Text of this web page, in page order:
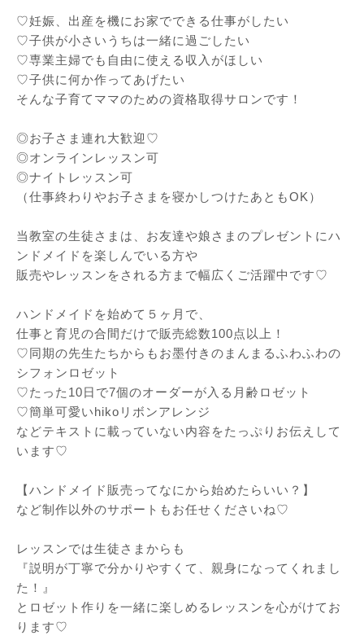
♡妊娠、出産を機にお家でできる仕事がしたい
♡子供が小さいうちは一緒に過ごしたい
♡専業主婦でも自由に使える収入がほしい
♡子供に何か作ってあげたい
そんな子育てママのための資格取得サロンです！
◎お子さま連れ大歓迎♡
◎オンラインレッスン可
◎ナイトレッスン可
（仕事終わりやお子さまを寝かしつけたあともOK）
当教室の生徒さまは、お友達や娘さまのプレゼントにハ
ンドメイドを楽しんでいる方や
販売やレッスンをされる方まで幅広くご活躍中です♡
ハンドメイドを始めて５ヶ月で、
仕事と育児の合間だけで販売総数100点以上！
♡同期の先生たちからもお墨付きのまんまるふわふわの
シフォンロゼット
♡たった10日で7個のオーダーが入る月齢ロゼット
♡簡単可愛いhikoリボンアレンジ
などテキストに載っていない内容をたっぷりお伝えして
います♡
【ハンドメイド販売ってなにから始めたらいい？】
など制作以外のサポートもお任せくださいね♡
レッスンでは生徒さまからも
『説明が丁寧で分かりやすくて、親身になってくれまし
た！』
とロゼット作りを一緒に楽しめるレッスンを心がけてお
ります♡